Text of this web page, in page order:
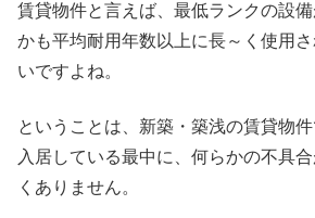
賃貸物件と言えば、最低ランクの設
かも平均耐用年数以上に長～く使用
いですよね。
ということは、新築・築浅の賃貸物
入居している最中に、何らかの不具
くありません。